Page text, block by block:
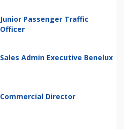
Junior Passenger Traffic
Officer
Sales Admin Executive Benelux
Commercial Director